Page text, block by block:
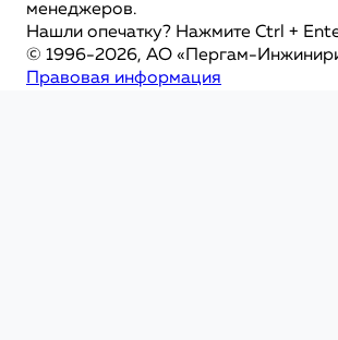
менеджеров.
Нашли опечатку? Нажмите Ctrl +
© 1996-2026, АО «Пергам-
Правовая информация